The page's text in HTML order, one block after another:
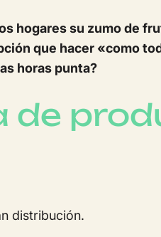
hogares su zumo de
que hacer «como
horas punta?
de
distribución.